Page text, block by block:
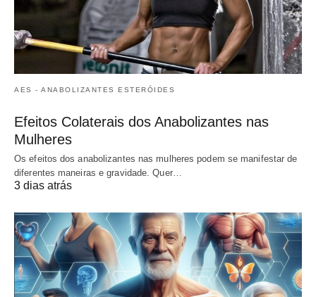
AES - ANABOLIZANTES ESTERÓIDES
Efeitos Colaterais dos Anabolizantes nas
Mulheres
Os efeitos dos anabolizantes nas mulheres podem se manifestar de
diferentes maneiras e gravidade. Quer…
3 dias atrás